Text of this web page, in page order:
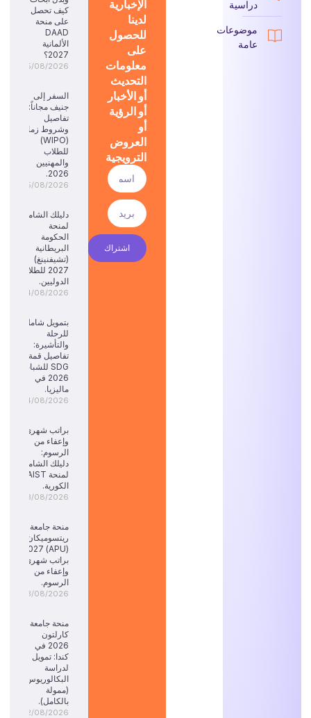
دراسية
موضوعات
عامة
الإخبارية
لدينا
للحصول
على
معلومات
التحديث
أو الأخبار
أو الرؤية
أو
العروض
الترويجية
اشتراك
كيف تحصل
على منحة
DAAD
الألمانية
2027؟
05/08/2026
السفر إلى
جنيف مجاناً:
تفاصيل
وشروط زمالة
(WIPO)
للطلاب
والمهنيين
2026.
05/08/2026
دليلك الشامل
لمنحة
الحكومة
البريطانية
(تشيفنينغ)
2027 للطلاب
الدوليين.
04/08/2026
بتمويل شامل
للرحلة
والتأشيرة:
تفاصيل قمة
SDG للشباب
2026 في
ماليزيا.
04/08/2026
براتب شهري
وإعفاء من
الرسوم:
دليلك الشامل
لمنحة KAIST
الكورية.
03/08/2026
منحة جامعة
ريتسوميكان
براتب شهري
وإعفاء من
الرسوم.
03/08/2026
منحة جامعة
كارلتون
2026 في
كندا: تمويل
لدراسة
البكالوريوس
(ممولة
بالكامل).
02/08/2026